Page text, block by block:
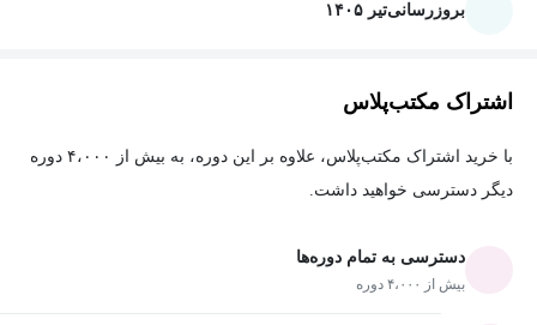
بروزرسانیتیر ۱۴۰۵
اشتراک مکتب‌پلاس
با خرید اشتراک مکتب‌پلاس، علاوه بر این دوره، به بیش از ۴،۰۰۰ دوره
دیگر دسترسی خواهید داشت.
دسترسی به تمام دوره‌ها
بیش از ۴،۰۰۰ دوره